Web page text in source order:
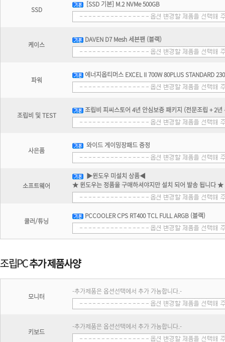
SSD
[SSD 기본] M.2 NVMe 500GB
케이스
DAVEN D7 Mesh 세븐팬 (블랙)
파워
에너지옵티머스 EXCEL II 700W 80PLUS STANDARD
조립비 및 TEST
조립비 피씨스토어 4년 안심보증 패키지 (전문조립 + 2
사은품
와이드 게이밍장패드 증정
소프트웨어
▶윈도우 미설치 상품◀
★ 윈도우는 정품을 구매하셔야지만 설치 되어 발송 됩니다 ★
쿨러/튜닝
PCCOOLER CPS RT400 TCL FULL ARGB (블랙)
모니터
-추가제품은 옵션선택에서 추가 가능합니다.-
키보드
-추가제품은 옵션선택에서 추가 가능합니다.-